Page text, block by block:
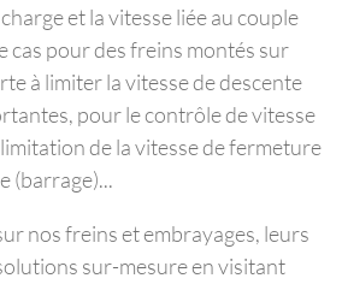
et la vitesse liée au couple
cas pour des freins montés sur
à limiter la vitesse de descente
pour le contrôle de vitesse
de la vitesse de fermeture
(barrage)...
nos freins et embrayages, leurs
sur-mesure en visitant